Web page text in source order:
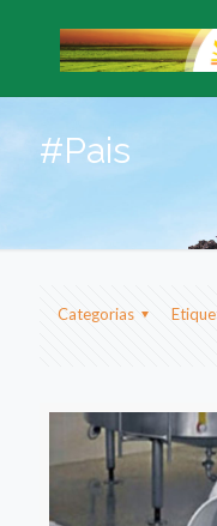
#Pais
Categorias